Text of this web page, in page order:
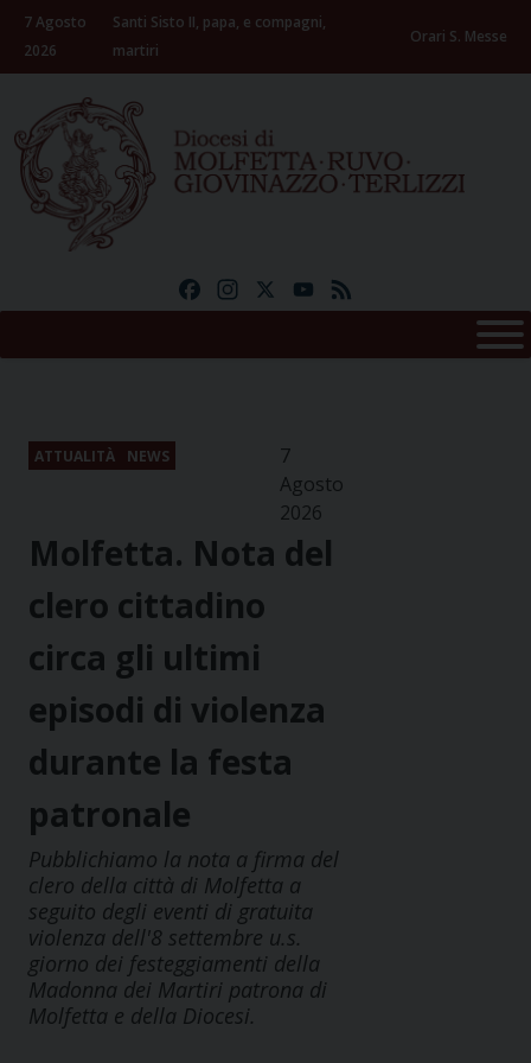
Skip
content
7 Agosto
2026
Santi Sisto II, papa, e compagni,
martiri
Orari S. Messe
FacebookInstagramYouTube
ATTUALITÀ NEWS
7
Agosto
2026
Molfetta. Nota del
clero cittadino
circa gli ultimi
episodi di violenza
durante la festa
patronale
Pubblichiamo la nota a firma del
clero della città di Molfetta a
seguito degli eventi di gratuita
violenza dell'8 settembre u.s.
giorno dei festeggiamenti della
Madonna dei Martiri patrona di
Molfetta e della Diocesi.